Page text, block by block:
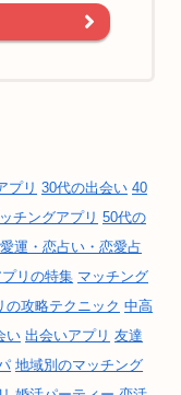
プリ 30代の出会い 40
チングアプリ 50代の
運・恋占い・恋愛占
プリの特集 マッチング
の攻略テクニック 中高
い 出会いアプリ 友達
地域別のマッチング